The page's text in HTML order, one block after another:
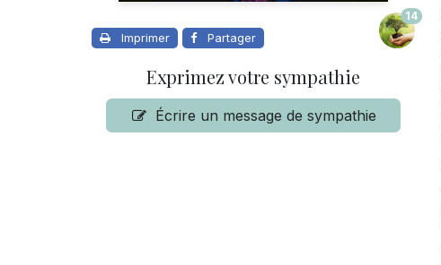
Imprimer Partager
14
Exprimez votre sympathie
Écrire un message de sympathie